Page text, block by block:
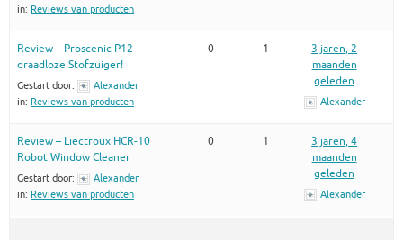
in: Reviews van producten
Review – Proscenic P12
draadloze Stofzuiger!
Gestart door:
Alexander
in: Reviews van producten
0 1
3 jaren, 2
maanden
geleden
Alexander
Review – Liectroux HCR-10
Robot Window Cleaner
Gestart door:
Alexander
in: Reviews van producten
0 1
3 jaren, 4
maanden
geleden
Alexander